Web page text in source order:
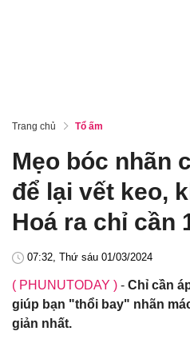
Trang chủ Tổ ấm
Mẹo bóc nhãn
để lại vết keo,
Hoá ra chỉ cần
07:32, Thứ sáu 01/03/2024
( PHUNUTODAY ) - Chỉ cần
giúp bạn "thổi bay" nhãn
giản nhất.